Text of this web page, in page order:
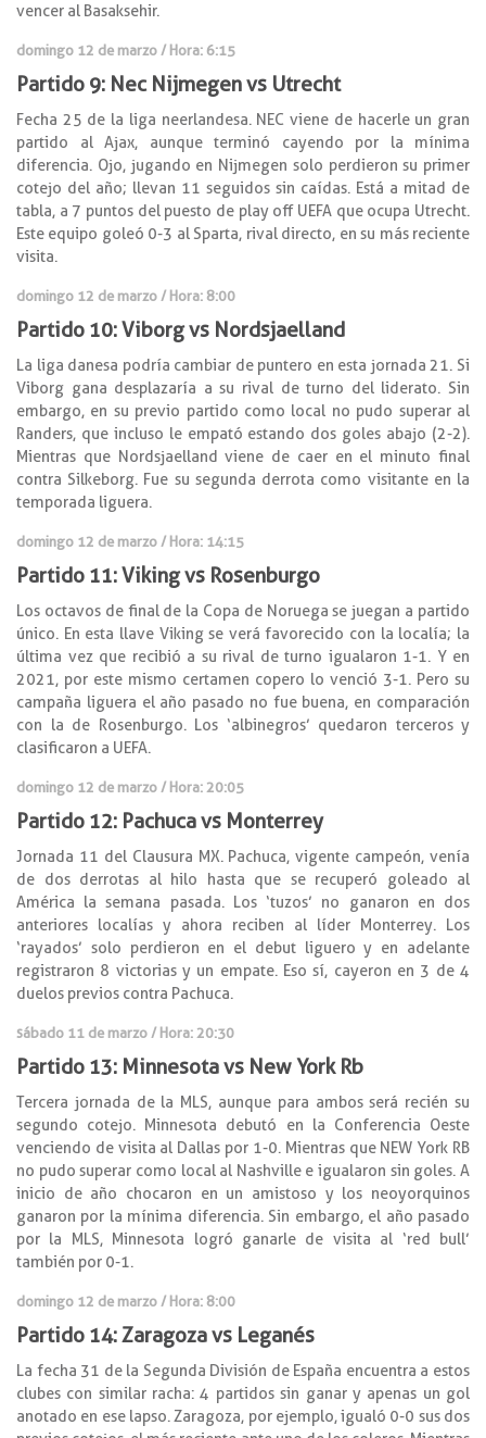
vencer al Basaksehir.
domingo 12 de marzo / Hora: 6:15
Partido 9: Nec Nijmegen vs Utrecht
Fecha 25 de la liga neerlandesa. NEC viene de hacerle un gran
partido al Ajax, aunque terminó cayendo por la mínima
diferencia. Ojo, jugando en Nijmegen solo perdieron su primer
cotejo del año; llevan 11 seguidos sin caídas. Está a mitad de
tabla, a 7 puntos del puesto de play off UEFA que ocupa Utrecht.
Este equipo goleó 0-3 al Sparta, rival directo, en su más reciente
visita.
domingo 12 de marzo / Hora: 8:00
Partido 10: Viborg vs Nordsjaelland
La liga danesa podría cambiar de puntero en esta jornada 21. Si
Viborg gana desplazaría a su rival de turno del liderato. Sin
embargo, en su previo partido como local no pudo superar al
Randers, que incluso le empató estando dos goles abajo (2-2).
Mientras que Nordsjaelland viene de caer en el minuto final
contra Silkeborg. Fue su segunda derrota como visitante en la
temporada liguera.
domingo 12 de marzo / Hora: 14:15
Partido 11: Viking vs Rosenburgo
Los octavos de final de la Copa de Noruega se juegan a partido
único. En esta llave Viking se verá favorecido con la localía; la
última vez que recibió a su rival de turno igualaron 1-1. Y en
2021, por este mismo certamen copero lo venció 3-1. Pero su
campaña liguera el año pasado no fue buena, en comparación
con la de Rosenburgo. Los ‘albinegros’ quedaron terceros y
clasificaron a UEFA.
domingo 12 de marzo / Hora: 20:05
Partido 12: Pachuca vs Monterrey
Jornada 11 del Clausura MX. Pachuca, vigente campeón, venía
de dos derrotas al hilo hasta que se recuperó goleado al
América la semana pasada. Los ‘tuzos’ no ganaron en dos
anteriores localías y ahora reciben al líder Monterrey. Los
‘rayados’ solo perdieron en el debut liguero y en adelante
registraron 8 victorias y un empate. Eso sí, cayeron en 3 de 4
duelos previos contra Pachuca.
sábado 11 de marzo / Hora: 20:30
Partido 13: Minnesota vs New York Rb
Tercera jornada de la MLS, aunque para ambos será recién su
segundo cotejo. Minnesota debutó en la Conferencia Oeste
venciendo de visita al Dallas por 1-0. Mientras que NEW York RB
no pudo superar como local al Nashville e igualaron sin goles. A
inicio de año chocaron en un amistoso y los neoyorquinos
ganaron por la mínima diferencia. Sin embargo, el año pasado
por la MLS, Minnesota logró ganarle de visita al ‘red bull’
también por 0-1.
domingo 12 de marzo / Hora: 8:00
Partido 14: Zaragoza vs Leganés
La fecha 31 de la Segunda División de España encuentra a estos
clubes con similar racha: 4 partidos sin ganar y apenas un gol
anotado en ese lapso. Zaragoza, por ejemplo, igualó 0-0 sus dos